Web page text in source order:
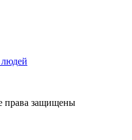
людей
права защищены